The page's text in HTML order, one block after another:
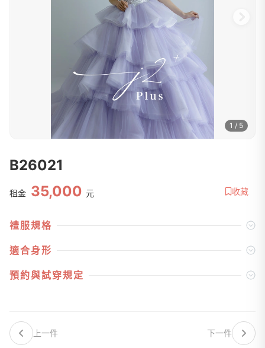
1 / 5
B26021
租金 35,000 元 收藏
禮服規格
適合身形
預約與試穿規定
上一件 下一件